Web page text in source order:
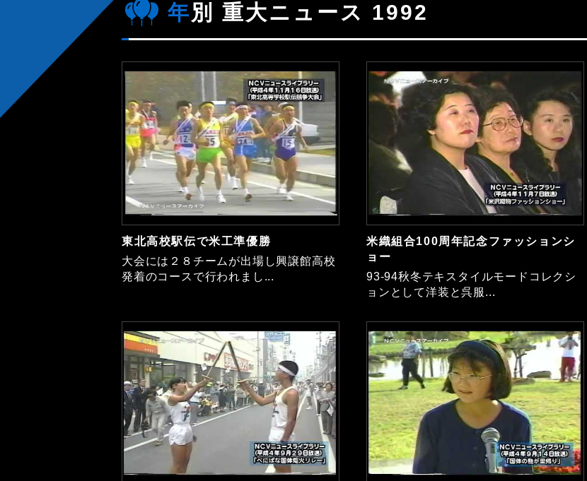
年別 重大ニュース 1992
東北高校駅伝で米工準優勝
大会には２８チームが出場し興譲館高校
発着のコースで行われまし...
米織組合100周年記念ファッションシ
ョー
93-94秋冬テキスタイルモードコレクシ
ョンとして洋装と呉服...